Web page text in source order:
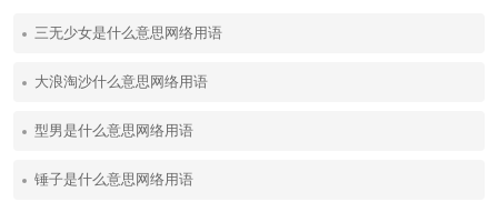
三无少女是什么意思网络用语
大浪淘沙什么意思网络用语
型男是什么意思网络用语
锤子是什么意思网络用语